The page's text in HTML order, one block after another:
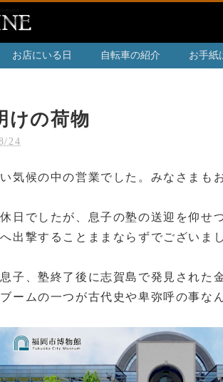
お店にいる日 自転車の紹介 お手紙
けの荷物
24
気候の中の営業でした。みなさまも
日でしたが、息子の塾の送迎を仰せ
出撃することままならずでございまし
子、塾終了後に志賀島で発見された
ームの一つが古代史や卑弥呼の事な